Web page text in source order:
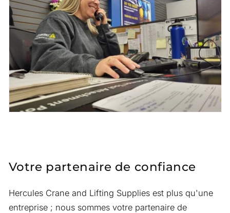
Votre partenaire de confiance
Hercules Crane and Lifting Supplies est plus qu'une
entreprise ; nous sommes votre partenaire de